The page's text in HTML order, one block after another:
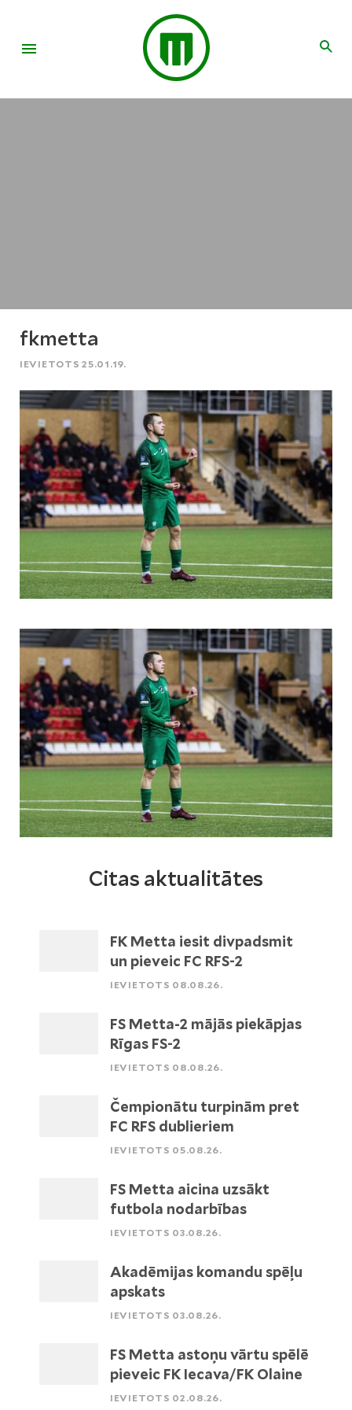
fkmetta
IEVIETOTS 25.01.19.
Citas aktualitātes
FK Metta iesit divpadsmit
un pieveic FC RFS-2
IEVIETOTS 08.08.26.
FS Metta-2 mājās piekāpjas
Rīgas FS-2
IEVIETOTS 08.08.26.
Čempionātu turpinām pret
FC RFS dublieriem
IEVIETOTS 05.08.26.
FS Metta aicina uzsākt
futbola nodarbības
IEVIETOTS 03.08.26.
Akadēmijas komandu spēļu
apskats
IEVIETOTS 03.08.26.
FS Metta astoņu vārtu spēlē
pieveic FK Iecava/FK Olaine
IEVIETOTS 02.08.26.